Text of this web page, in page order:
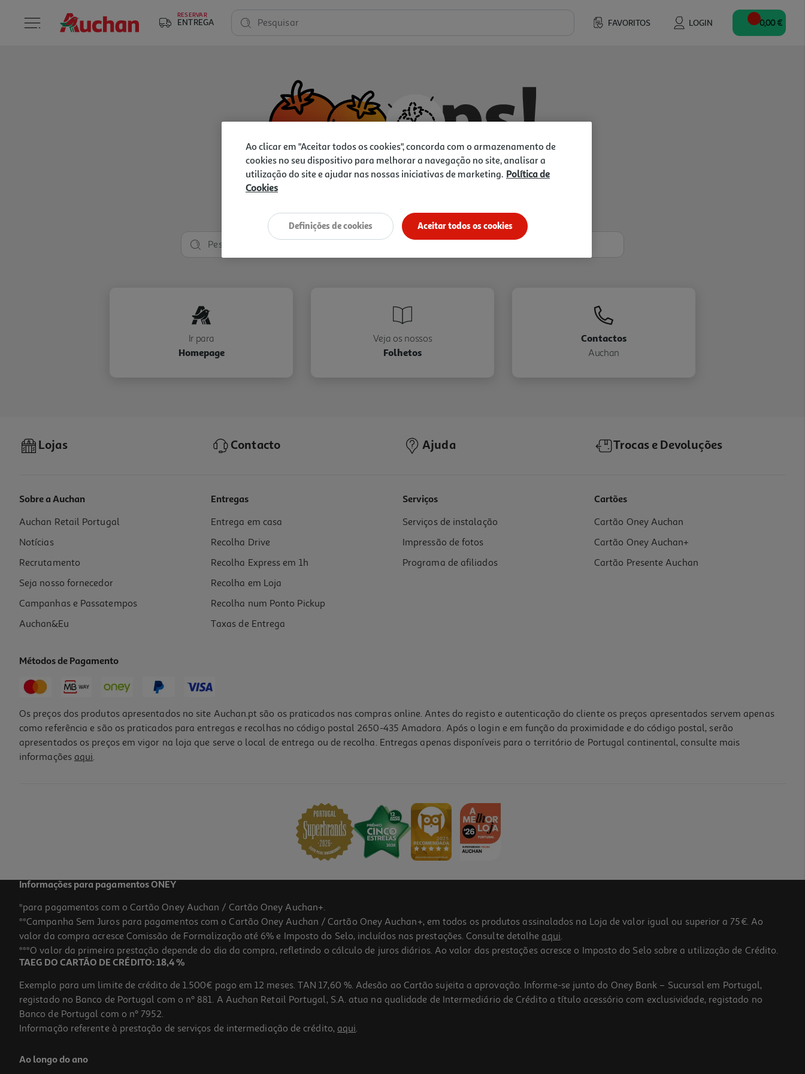
RESERVAR
ENTREGA FAVORITOS LOGIN
Pesquisar 0,00 €
Vamos tentar de novo?
Ir para
Homepage
Veja os nossos
Folhetos
Contactos
Auchan
Lojas Contacto Ajuda Trocas e Devoluções
Sobre a Auchan
Auchan Retail Portugal
Notícias
Recrutamento
Seja nosso fornecedor
Campanhas e Passatempos
Auchan&Eu
Entregas
Entrega em casa
Recolha Drive
Recolha Express em 1h
Recolha em Loja
Recolha num Ponto Pickup
Taxas de Entrega
Serviços
Serviços de instalação
Impressão de fotos
Programa de afiliados
Cartões
Cartão Oney Auchan
Cartão Oney Auchan+
Cartão Presente Auchan
Métodos de Pagamento
Os preços dos produtos apresentados no site Auchan.pt são os praticados nas compras online. Antes do registo e autenticação do cliente os preços apresentados servem apenas
como referência e são os praticados para entregas e recolhas no código postal 2650-435 Amadora. Após o login e em função da proximidade e do código postal, serão
apresentados os preços em vigor na loja que serve o local de entrega ou de recolha. Entregas apenas disponíveis para o território de Portugal continental, consulte mais
informações aqui.
Informações para pagamentos ONEY
*para pagamentos com o Cartão Oney Auchan / Cartão Oney Auchan+.
**Campanha Sem Juros para pagamentos com o Cartão Oney Auchan / Cartão Oney Auchan+, em todos os produtos assinalados na Loja de valor igual ou superior a 75€. Ao
valor da compra acresce Comissão de Formalização até 6% e Imposto do Selo, incluídos nas prestações. Consulte detalhe aqui.
***O valor da primeira prestação depende do dia da compra, refletindo o cálculo de juros diários. Ao valor das prestações acresce o Imposto do Selo sobre a utilização de Crédito.
TAEG DO CARTÃO DE CRÉDITO: 18,4 %
Exemplo para um limite de crédito de 1.500€ pago em 12 meses. TAN 17,60 %. Adesão ao Cartão sujeita a aprovação. Informe-se junto do Oney Bank – Sucursal em Portugal,
registado no Banco de Portugal com o nº 881. A Auchan Retail Portugal, S.A. atua na qualidade de Intermediário de Crédito a título acessório com exclusividade, registado no
Banco de Portugal com o nº 7952.
Informação referente à prestação de serviços de intermediação de crédito, aqui.
Ao longo do ano
Ao clicar em "Aceitar todos os cookies", concorda com o armazenamento de
cookies no seu dispositivo para melhorar a navegação no site, analisar a
utilização do site e ajudar nas nossas iniciativas de marketing. Política de
Cookies
Aceitar todos os cookies
Definições de cookies